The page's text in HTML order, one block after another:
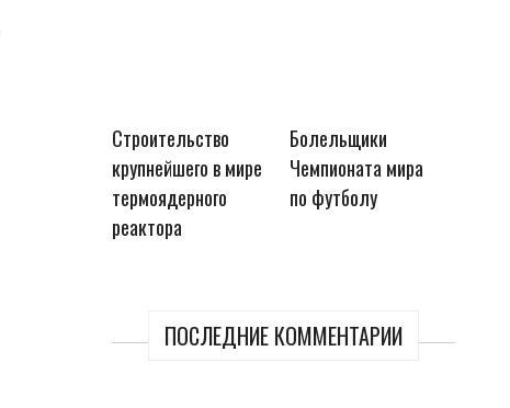
Строительство
крупнейшего в мире
термоядерного
реактора
Болельщики
Чемпионата мира
по футболу
ПОСЛЕДНИЕ КОММЕНТАРИИ